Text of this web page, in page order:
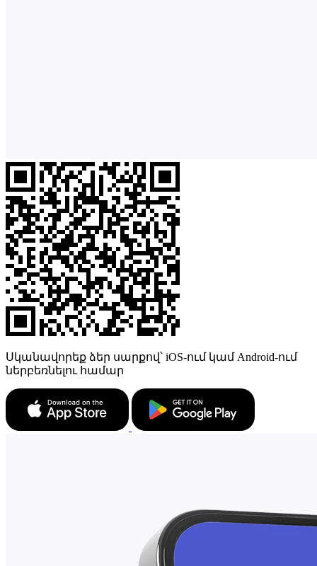
Սկանավորեք ձեր սարքով՝ iOS-ում կամ Android-ում
ներբեռնելու համար